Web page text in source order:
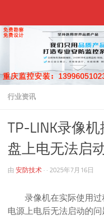
行业资讯
TP-LINK录像
盘上电无法启
由 安防技术 · · 2025年7月16日
录像机在实际使用过
电源上电后无法启动的